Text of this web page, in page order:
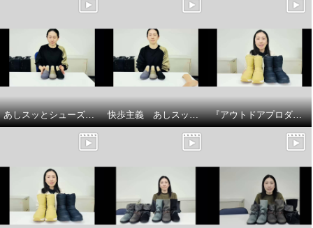
あしスッとシューズサイズについて 快歩主義 あしスッとシューズ 商品説明 『アウトドアプロダクツ』 防水厚底ウィンターブーツのサイズについてです